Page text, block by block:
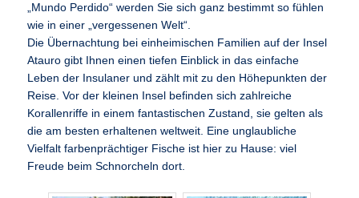
„Mundo Perdido“ werden Sie sich ganz bestimmt so fühlen
wie in einer „vergessenen Welt“.
Die Übernachtung bei einheimischen Familien auf der Insel
Atauro gibt Ihnen einen tiefen Einblick in das einfache
Leben der Insulaner und zählt mit zu den Höhepunkten der
Reise. Vor der kleinen Insel befinden sich zahlreiche
Korallenriffe in einem fantastischen Zustand, sie gelten als
die am besten erhaltenen weltweit. Eine unglaubliche
Vielfalt farbenprächtiger Fische ist hier zu Hause: viel
Freude beim Schnorcheln dort.